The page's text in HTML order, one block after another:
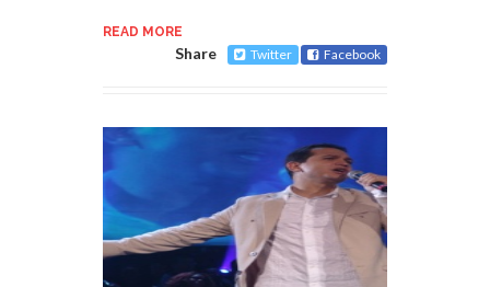
READ MORE
Share Twitter Facebook